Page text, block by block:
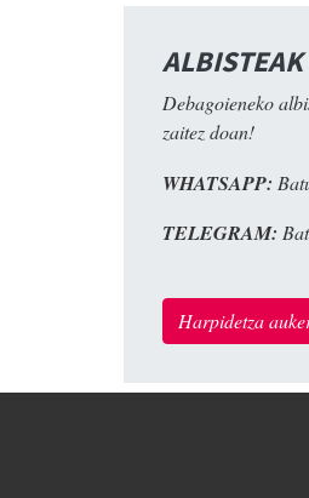
Debagoieneko
zaitez doan!
WHATSAPP:
TELEGRAM:
Harpidetza